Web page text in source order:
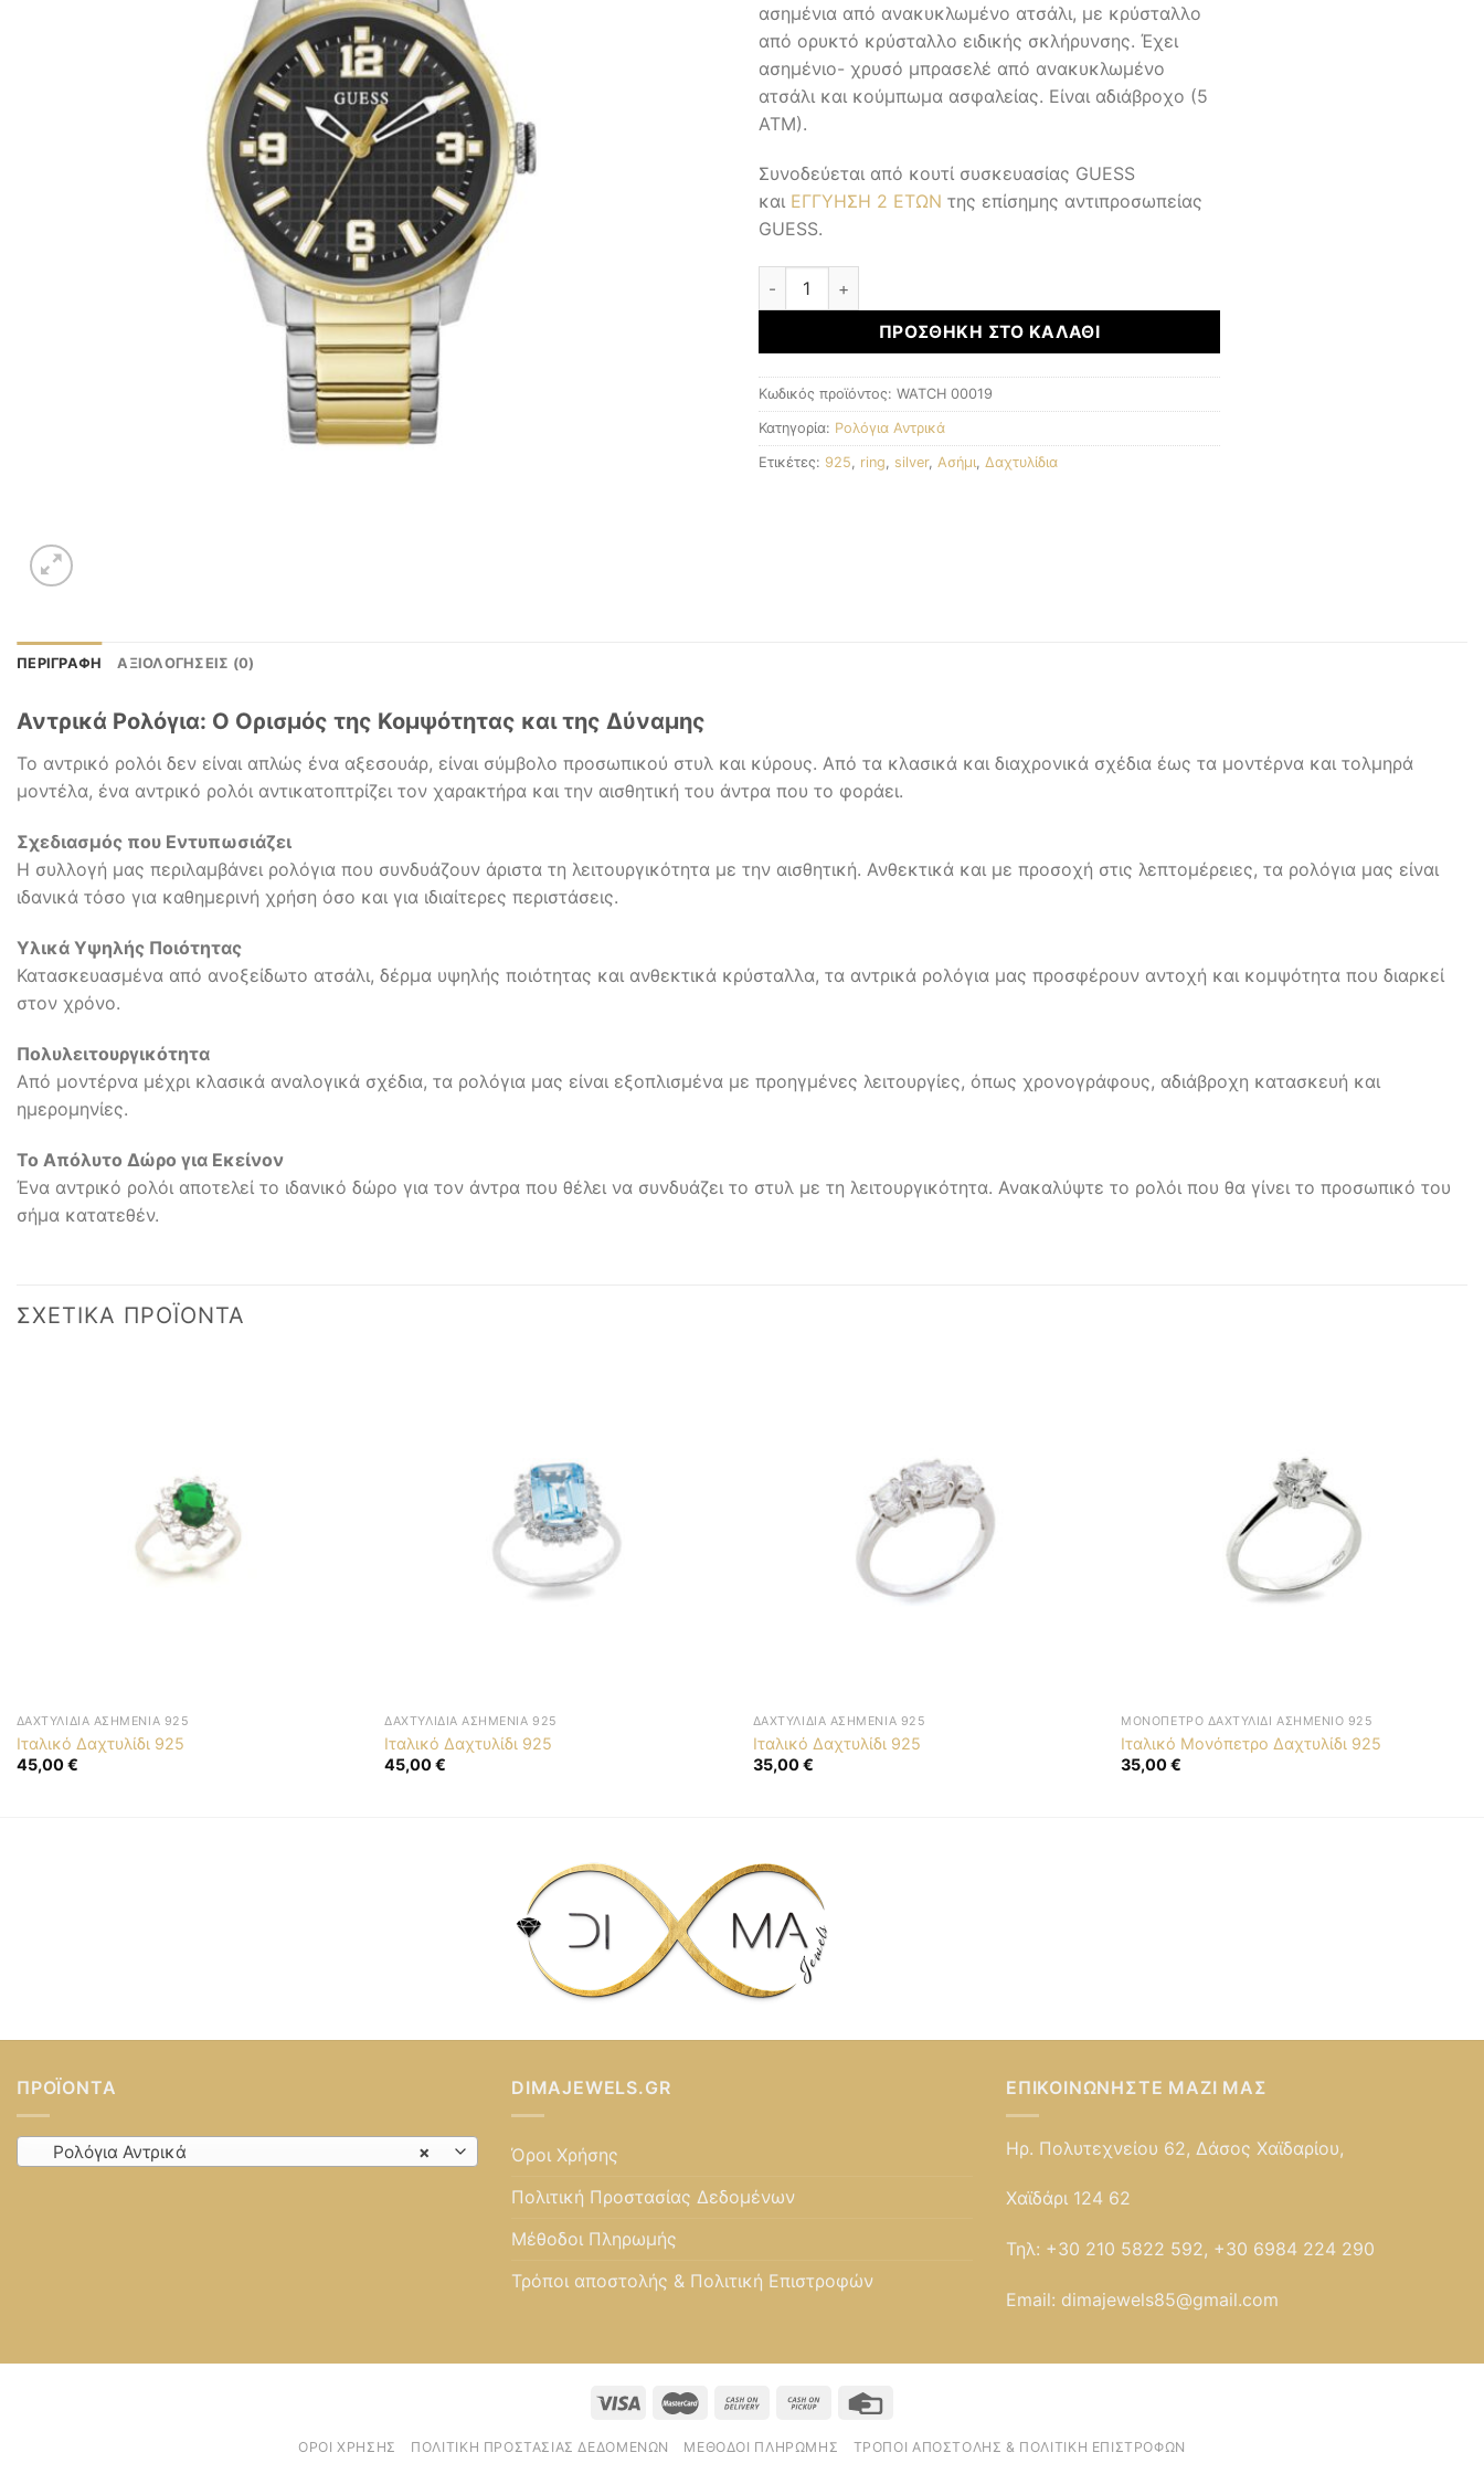
ασημένια από ανακυκλωμένο ατσάλι, με κρύσταλλο
από ορυκτό κρύσταλλο ειδικής σκλήρυνσης. Έχει
ασημένιο- χρυσό μπρασελέ από ανακυκλωμένο
ατσάλι και κούμπωμα ασφαλείας. Είναι αδιάβροχο (5
ΑΤΜ).
Συνοδεύεται από κουτί συσκευασίας GUESS
και ΕΓΓΥΗΣΗ 2 ΕΤΩΝ της επίσημης αντιπροσωπείας
GUESS.
Αντρικά Ρολόγια ποσότητα
ΠΡΟΣΘΉΚΗ ΣΤΟ ΚΑΛΆΘΙ
Κωδικός προϊόντος: WATCH 00019
Κατηγορία: Ρολόγια Αντρικά
Ετικέτες: 925, ring, silver, Ασήμι, Δαχτυλίδια
ΠΕΡΙΓΡΑΦΉ ΑΞΙΟΛΟΓΉΣΕΙΣ (0)
Αντρικά Ρολόγια: Ο Ορισμός της Κομψότητας και της Δύναμης
Το αντρικό ρολόι δεν είναι απλώς ένα αξεσουάρ, είναι σύμβολο προσωπικού στυλ και κύρους. Από τα κλασικά και διαχρονικά σχέδια έως τα μοντέρνα και τολμηρά
μοντέλα, ένα αντρικό ρολόι αντικατοπτρίζει τον χαρακτήρα και την αισθητική του άντρα που το φοράει.
Σχεδιασμός που Εντυπωσιάζει
Η συλλογή μας περιλαμβάνει ρολόγια που συνδυάζουν άριστα τη λειτουργικότητα με την αισθητική. Ανθεκτικά και με προσοχή στις λεπτομέρειες, τα ρολόγια μας είναι
ιδανικά τόσο για καθημερινή χρήση όσο και για ιδιαίτερες περιστάσεις.
Υλικά Υψηλής Ποιότητας
Κατασκευασμένα από ανοξείδωτο ατσάλι, δέρμα υψηλής ποιότητας και ανθεκτικά κρύσταλλα, τα αντρικά ρολόγια μας προσφέρουν αντοχή και κομψότητα που διαρκεί
στον χρόνο.
Πολυλειτουργικότητα
Από μοντέρνα μέχρι κλασικά αναλογικά σχέδια, τα ρολόγια μας είναι εξοπλισμένα με προηγμένες λειτουργίες, όπως χρονογράφους, αδιάβροχη κατασκευή και
ημερομηνίες.
Το Απόλυτο Δώρο για Εκείνον
Ένα αντρικό ρολόι αποτελεί το ιδανικό δώρο για τον άντρα που θέλει να συνδυάζει το στυλ με τη λειτουργικότητα. Ανακαλύψτε το ρολόι που θα γίνει το προσωπικό του
σήμα κατατεθέν.
ΣΧΕΤΙΚΆ ΠΡΟΪΌΝΤΑ
ΔΑΧΤΥΛΊΔΙΑ ΑΣΗΜΈΝΙΑ 925
Ιταλικό Δαχτυλίδι 925
45,00€
ΔΑΧΤΥΛΊΔΙΑ ΑΣΗΜΈΝΙΑ 925
Ιταλικό Δαχτυλίδι 925
45,00€
ΔΑΧΤΥΛΊΔΙΑ ΑΣΗΜΈΝΙΑ 925
Ιταλικό Δαχτυλίδι 925
35,00€
ΜΟΝΌΠΕΤΡΟ ΔΑΧΤΥΛΊΔΙ ΑΣΗΜΈΝΙΟ 925
Ιταλικό Μονόπετρο Δαχτυλίδι 925
35,00€
ΠΡΟΪΌΝΤΑ
×
Ρολόγια Αντρικά
DIMAJEWELS.GR
Όροι Χρήσης
Πολιτική Προστασίας Δεδομένων
Μέθοδοι Πληρωμής
Τρόποι αποστολής & Πολιτική Επιστροφών
ΕΠΙΚΟΙΝΩΝΉΣΤΕ ΜΑΖΊ ΜΑΣ
Ηρ. Πολυτεχνείου 62, Δάσος Χαϊδαρίου,
Χαϊδάρι 124 62
Τηλ: +30 210 5822 592, +30 6984 224 290
Email: dimajewels85@gmail.com
ΌΡΟΙ ΧΡΉΣΗΣ ΠΟΛΙΤΙΚΉ ΠΡΟΣΤΑΣΊΑΣ ΔΕΔΟΜΈΝΩΝ ΜΈΘΟΔΟΙ ΠΛΗΡΩΜΉΣ ΤΡΌΠΟΙ ΑΠΟΣΤΟΛΉΣ & ΠΟΛΙΤΙΚΉ ΕΠΙΣΤΡΟΦΏΝ